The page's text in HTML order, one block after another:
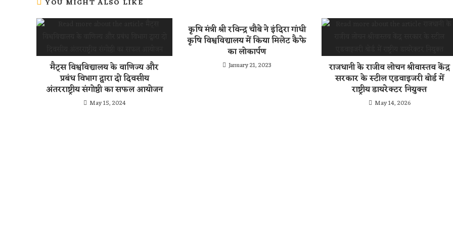
YOU MIGHT ALSO LIKE
मैट्स विश्वविद्यालय के वाणिज्य और
प्रबंध विभाग द्वारा दो दिवसीय
अंतरराष्ट्रीय संगोष्ठी का सफल आयोजन
May 15, 2024
कृषि मंत्री श्री रविन्द्र चौबे ने इंदिरा गांधी
कृषि विश्वविद्यालय में किया मिलेट कैफे
का लोकार्पण
January 21, 2023 राजधानी के राजीव लोचन श्रीवास्तव केंद्र
सरकार के स्टील एडवाइजरी बोर्ड में
राष्ट्रीय डायरेक्टर नियुक्त
May 14, 2026